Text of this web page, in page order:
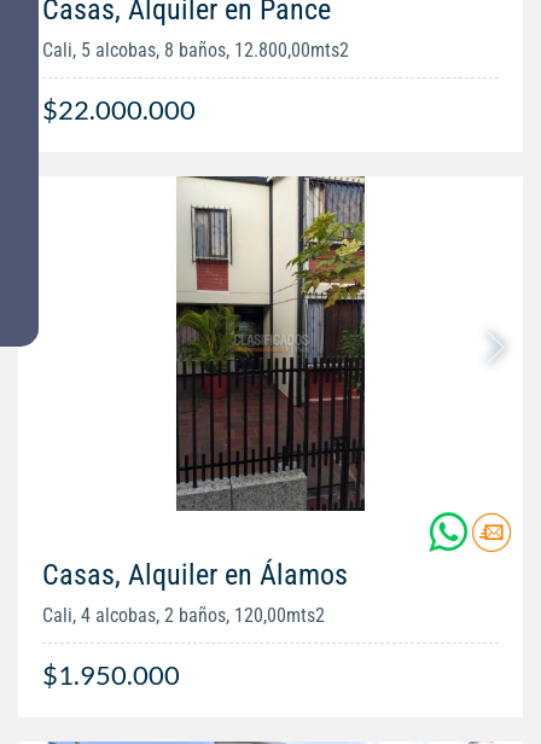
Casas, Alquiler en Pance
Cali, 5 alcobas, 8 baños, 12.800,00mts2
$22.000.000
Casas, Alquiler en Álamos
Cali, 4 alcobas, 2 baños, 120,00mts2
$1.950.000